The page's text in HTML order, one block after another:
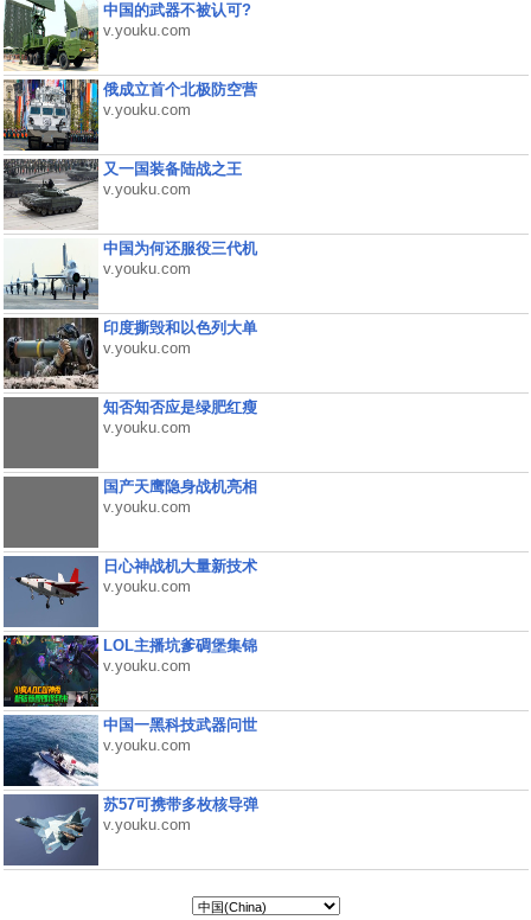
中国的武器不被认可?
v.youku.com
俄成立首个北极防空营
v.youku.com
又一国装备陆战之王
v.youku.com
中国为何还服役三代机
v.youku.com
印度撕毁和以色列大单
v.youku.com
知否知否应是绿肥红瘦
v.youku.com
国产天鹰隐身战机亮相
v.youku.com
日心神战机大量新技术
v.youku.com
LOL主播坑爹碉堡集锦
v.youku.com
中国一黑科技武器问世
v.youku.com
苏57可携带多枚核导弹
v.youku.com